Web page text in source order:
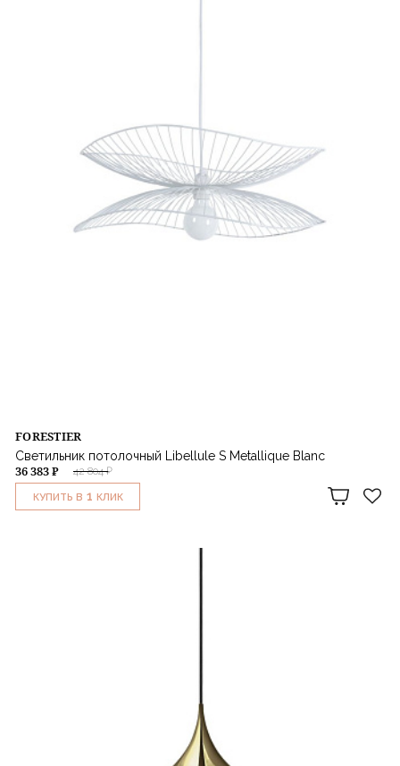
FORESTIER
Светильник потолочный Libellule S Metallique Blanc
42 804 ₽
36 383 ₽
КУПИТЬ В 1 КЛИК